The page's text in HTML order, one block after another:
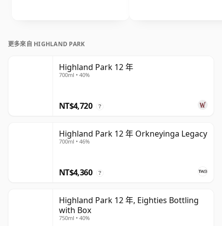
更多來自 HIGHLAND PARK
Highland Park 12 年
700ml • 40%
NT$4,720 ?
Highland Park 12 年 Orkneyinga Legacy
700ml • 46%
NT$4,360 ?
Highland Park 12 年, Eighties Bottling
with Box
750ml • 40%